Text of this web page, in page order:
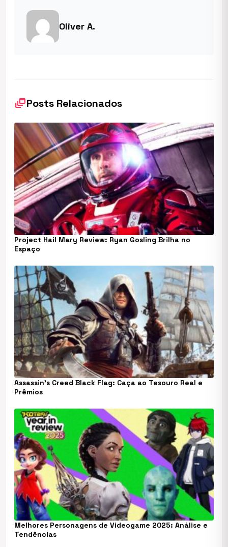
Oliver A.
dynamic_feedPosts Relacionados
Project Hail Mary Review: Ryan Gosling Brilha no
Espaço
Assassin’s Creed Black Flag: Caça ao Tesouro Real e
Prêmios
Melhores Personagens de Videogame 2025: Análise e
Tendências